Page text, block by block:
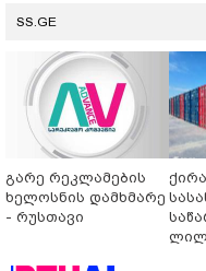
SS.GE
გარე რეკლამების
ხელოსნის დამხმარე
- რუსთავი